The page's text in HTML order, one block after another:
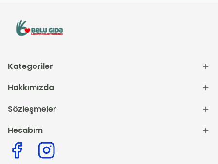
Kategoriler
Hakkımızda
Sözleşmeler
Hesabım